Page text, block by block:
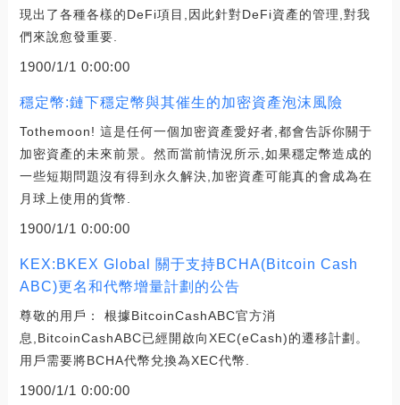
現出了各種各樣的DeFi項目,因此針對DeFi資產的管理,對我
們來說愈發重要.
1900/1/1 0:00:00
穩定幣:鏈下穩定幣與其催生的加密資產泡沫風險
Tothemoon! 這是任何一個加密資產愛好者,都會告訴你關于
加密資產的未來前景。然而當前情況所示,如果穩定幣造成的
一些短期問題沒有得到永久解決,加密資產可能真的會成為在
月球上使用的貨幣.
1900/1/1 0:00:00
KEX:BKEX Global 關于支持BCHA(Bitcoin Cash
ABC)更名和代幣增量計劃的公告
尊敬的用戶： 根據BitcoinCashABC官方消
息,BitcoinCashABC已經開啟向XEC(eCash)的遷移計劃。
用戶需要將BCHA代幣兌換為XEC代幣.
1900/1/1 0:00:00